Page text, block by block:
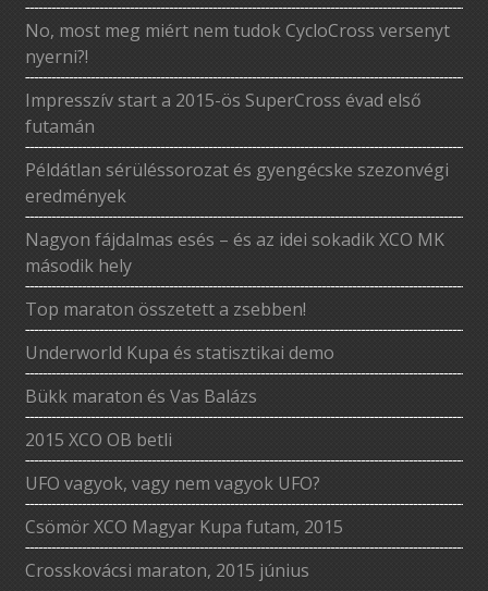
No, most meg miért nem tudok CycloCross versenyt
nyerni?!
Impresszív start a 2015-ös SuperCross évad első
futamán
Példátlan sérüléssorozat és gyengécske szezonvégi
eredmények
Nagyon fájdalmas esés – és az idei sokadik XCO MK
második hely
Top maraton összetett a zsebben!
Underworld Kupa és statisztikai demo
Bükk maraton és Vas Balázs
2015 XCO OB betli
UFO vagyok, vagy nem vagyok UFO?
Csömör XCO Magyar Kupa futam, 2015
Crosskovácsi maraton, 2015 június